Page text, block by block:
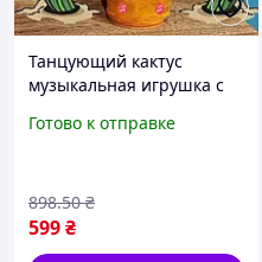
Танцующий кактус
музыкальная игрушка с
интерактивная для детей
Готово к отправке
599₴
898.50 ₴